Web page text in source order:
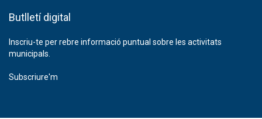
Butlletí digital
Inscriu-te per rebre informació puntual sobre les activitats
municipals.
Subscriure'm